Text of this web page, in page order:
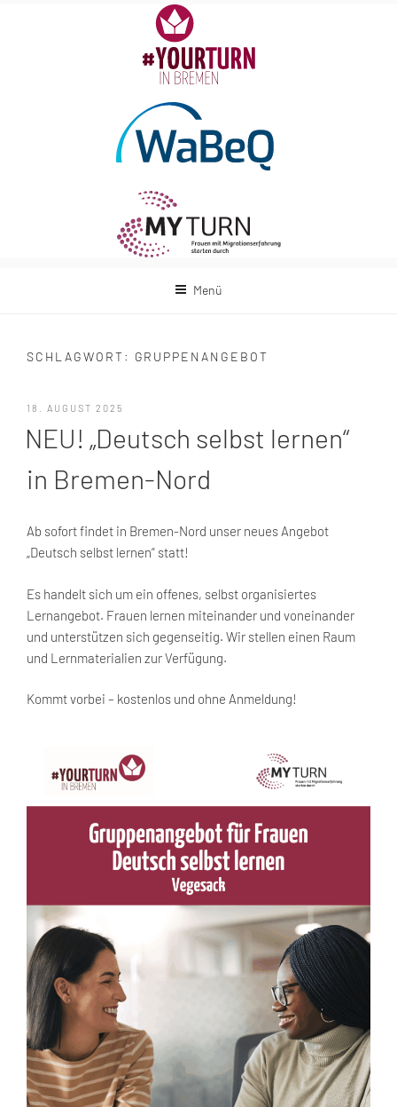
Menü
SCHLAGWORT: GRUPPENANGEBOT
VERÖFFENTLICHT
18. AUGUST 2025
NEU! „Deutsch selbst lernen“
in Bremen-Nord
Ab sofort findet in Bremen-Nord unser neues Angebot
„Deutsch selbst lernen“ statt!
Es handelt sich um ein offenes, selbst organisiertes
Lernangebot. Frauen lernen miteinander und voneinander
und unterstützen sich gegenseitig. Wir stellen einen Raum
und Lernmaterialien zur Verfügung.
Kommt vorbei – kostenlos und ohne Anmeldung!